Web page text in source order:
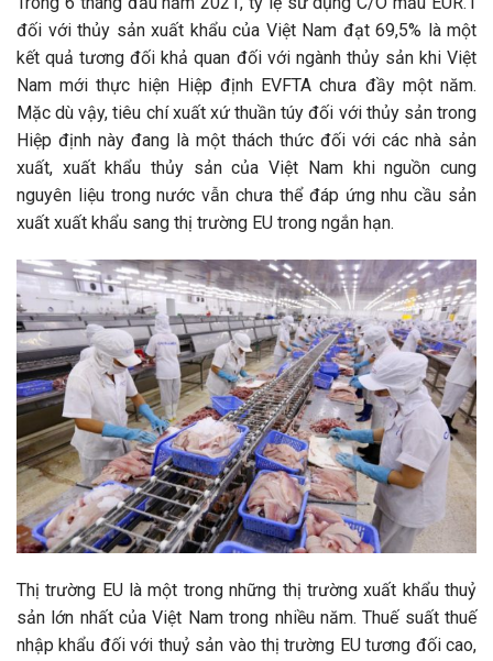
đối với thủy sản xuất khẩu của Việt Nam đạt 69,5% là một
kết quả tương đối khả quan đối với ngành thủy sản khi Việt
Nam mới thực hiện Hiệp định EVFTA chưa đầy một năm.
Mặc dù vậy, tiêu chí xuất xứ thuần túy đối với thủy sản trong
Hiệp định này đang là một thách thức đối với các nhà sản
xuất, xuất khẩu thủy sản của Việt Nam khi nguồn cung
nguyên liệu trong nước vẫn chưa thể đáp ứng nhu cầu sản
xuất xuất khẩu sang thị trường EU trong ngắn hạn.
Thị trường EU là một trong những thị trường xuất khẩu thuỷ
sản lớn nhất của Việt Nam trong nhiều năm. Thuế suất thuế
nhập khẩu đối với thuỷ sản vào thị trường EU tương đối cao,